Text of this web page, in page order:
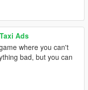
Ads
where you can't
bad, but you can